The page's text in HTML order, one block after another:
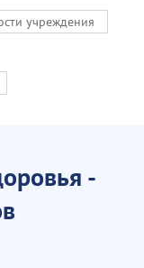
учреждения
-